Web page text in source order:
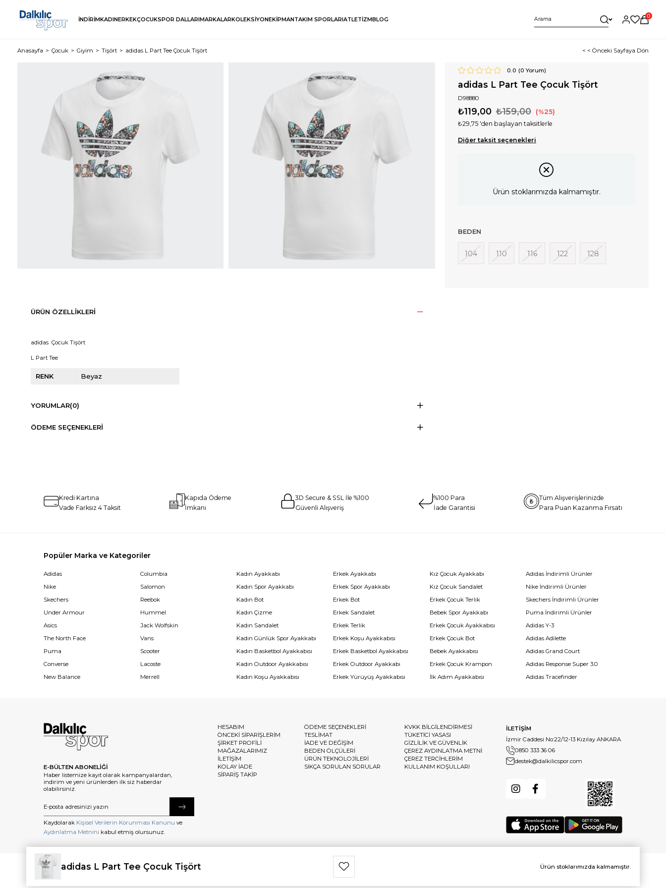
İNDİRİMKADINERKEKÇOCUKSPOR DALLARIMARKALARKOLEKSİYONEKİPMANTAKIM SPORLARIATLETİZMBLOG
0
Anasayfa Çocuk Giyim Tişört adidas L Part Tee Çocuk Tişört < < Önceki Sayfaya Dön
0.0 (0 Yorum)
adidas L Part Tee Çocuk Tişört
D98880
₺159,00
₺119,00 25
₺29,75 'den başlayan taksitlerle
Diğer taksit seçenekleri
Ürün stoklarımızda kalmamıştır.
BEDEN
104 110 116 122 128
ÜRÜN ÖZELLIKLERI
adidas Çocuk Tişört
L Part Tee
RENK Beyaz
YORUMLAR(0)
ÖDEME SEÇENEKLERI
Kredi Kartına
Vade Farksız 4 Taksit
Kapıda Ödeme
İmkanı
3D Secure & SSL İle %100
Güvenli Alışveriş
%100 Para
İade Garantisi
Tüm Alışverişlerinizde
Para Puan Kazanma Fırsatı
Popüler Marka ve Kategoriler
Adidas
Nike
Skechers
Under Armour
Asics
The North Face
Puma
Converse
New Balance
Columbia
Salomon
Reebok
Hummel
Jack Wolfskin
Vans
Scooter
Lacoste
Merrell
Kadın Ayakkabı
Kadın Spor Ayakkabı
Kadın Bot
Kadın Çizme
Kadın Sandalet
Kadın Günlük Spor Ayakkabı
Kadın Basketbol Ayakkabısı
Kadın Outdoor Ayakkabısı
Kadın Koşu Ayakkabısı
Erkek Ayakkabı
Erkek Spor Ayakkabı
Erkek Bot
Erkek Sandalet
Erkek Terlik
Erkek Koşu Ayakkabısı
Erkek Basketbol Ayakkabısı
Erkek Outdoor Ayakkabı
Erkek Yürüyüş Ayakkabısı
Kız Çocuk Ayakkabı
Kız Çocuk Sandalet
Erkek Çocuk Terlik
Bebek Spor Ayakkabı
Erkek Çocuk Ayakkabısı
Erkek Çocuk Bot
Bebek Ayakkabısı
Erkek Çocuk Krampon
İlk Adım Ayakkabısı
Adidas İndirimli Ürünler
Nike İndirimli Ürünler
Skechers İndirimli Ürünler
Puma İndirimli Ürünler
Adidas Y-3
Adidas Adilette
Adidas Grand Court
Adidas Response Super 3.0
Adidas Tracefinder
E-BÜLTEN ABONELİĞİ
Haber listemize kayıt olarak kampanyalardan,
indirim ve yeni ürünlerden ilk siz haberdar
olabilirsiniz.
Kaydolarak Kişisel Verilerin Korunması Kanunu ve
Aydınlatma Metnini kabul etmiş olursunuz.
HESABIM
ÖNCEKİ SİPARİŞLERİM
ŞİRKET PROFİLİ
MAĞAZALARIMIZ
İLETİŞİM
KOLAY İADE
SİPARİŞ TAKİP
ÖDEME SEÇENEKLERİ
TESLİMAT
İADE VE DEĞİŞİM
BEDEN ÖLÇÜLERİ
ÜRÜN TEKNOLOJİLERİ
SIKÇA SORULAN SORULAR
KVKK BİLGİLENDİRMESİ
TÜKETİCİ YASASI
GİZLİLİK VE GÜVENLİK
ÇEREZ AYDINLATMA METNİ
ÇEREZ TERCİHLERİM
KULLANIM KOŞULLARI
İLETİŞİM
İzmir Caddesi No:22/12-13 Kızılay ANKARA
0850 333 36 06
destek@dalkilicspor.com
©2025 dalkilicspor.com.tr. Tüm Hakları Saklıdır.
adidas L Part Tee Çocuk Tişört Ürün stoklarımızda kalmamıştır.